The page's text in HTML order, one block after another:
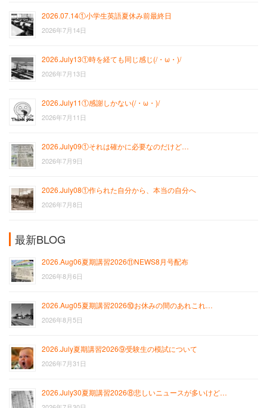
2026.07.14①小学生英語夏休み前最終日
2026年7月14日
2026.July13①時を経ても同じ感じ(/・ω・)/
2026年7月13日
2026.July11①感謝しかない(/・ω・)/
2026年7月11日
2026.July09①それは確かに必要なのだけど…
2026年7月9日
2026.July08①作られた自分から、本当の自分へ
2026年7月8日
最新BLOG
2026.Aug06夏期講習2026⑪NEWS8月号配布
2026年8月6日
2026.Aug05夏期講習2026⑩お休みの間のあれこれ…
2026年8月5日
2026.July夏期講習2026⑨受験生の模試について
2026年7月31日
2026.July30夏期講習2026⑧悲しいニュースが多いけど…